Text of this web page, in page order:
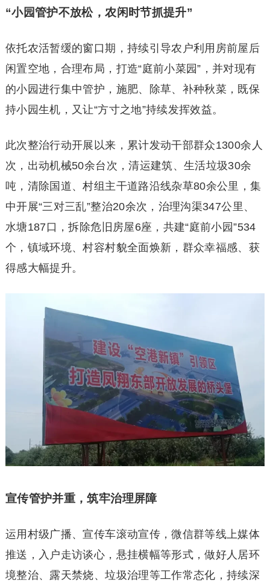
“小园管护不放松，农闲时节抓提升”
依托农活暂缓的窗口期，持续引导农户利用房前屋后
闲置空地，合理布局，打造“庭前小菜园”，并对现有
的小园进行集中管护，施肥、除草、补种秋菜，既保
持小园生机，又让“方寸之地”持续发挥效益。
此次整治行动开展以来，累计发动干部群众1300余人
次，出动机械50余台次，清运建筑、生活垃圾30余
吨，清除国道、村组主干道路沿线杂草80余公里，集
中开展“三对三乱”整治20余次，治理沟渠347公里、
水塘187口，拆除危旧房屋6座，共建“庭前小园”534
个，镇域环境、村容村貌全面焕新，群众幸福感、获
得感大幅提升。
宣传管护并重，筑牢治理屏障
运用村级广播、宣传车滚动宣传，微信群等线上媒体
推送，入户走访谈心，悬挂横幅等形式，做好人居环
境整治、露天禁烧、垃圾治理等工作常态化，持续深